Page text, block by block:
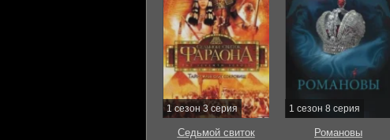
1 сезон 3 серия
Седьмой свиток
1 сезон 8 серия
Романовы